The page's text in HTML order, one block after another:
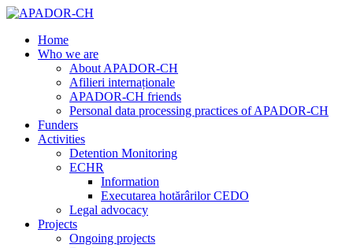
Home
Who we are
About APADOR-CH
Afilieri internaționale
APADOR-CH friends
Personal data processing practices of APADOR-CH
Funders
Activities
Detention Monitoring
ECHR
Information
Executarea hotărârilor CEDO
Legal advocacy
Projects
Ongoing projects